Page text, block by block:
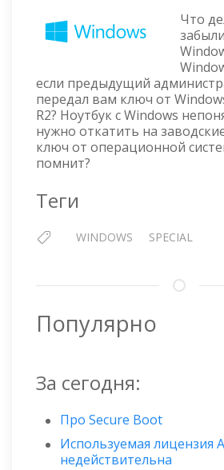
Что
если предыдущий
передал вам ключ от
R2? Ноутбук с Windows
нужно откатить на
ключ от операционной
помнит?
Теги
WINDOWS SPECIAL
Популярно
За сегодня:
Про Secure Boot
Используемая лицензия
недействительна